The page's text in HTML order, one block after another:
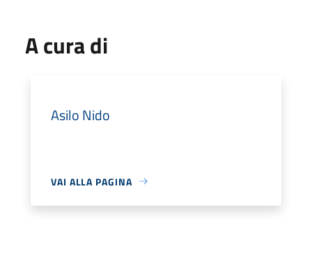
A cura di
Asilo Nido
VAI ALLA PAGINA